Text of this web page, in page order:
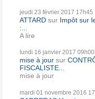
jeudi 23 février 2017 17h45
ATTARD sur Impôt sur
:...
A lire
lundi 16 janvier 2017 09h00
mise à jour sur
FISCALISTE...
mise à jour
mardi 01 novembre 2016